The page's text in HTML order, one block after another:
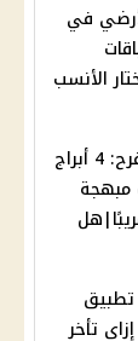
في
الأنسب
مفاجأة سارة في توقعات ماغي فرح: 4 أبراج
مبهجة
في مصر: إزاي تأخر